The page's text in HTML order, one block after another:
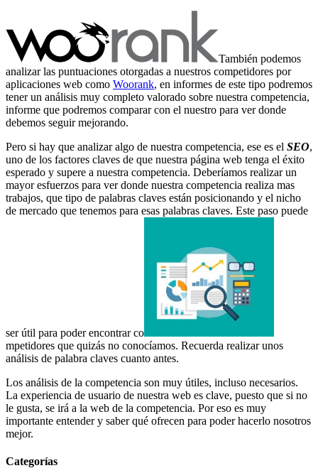
También podemos
analizar las puntuaciones otorgadas a nuestros competidores por
aplicaciones web como Woorank, en informes de este tipo podremos
tener un análisis muy completo valorado sobre nuestra competencia,
informe que podremos comparar con el nuestro para ver donde
debemos seguir mejorando.
Pero si hay que analizar algo de nuestra competencia, ese es el SEO,
uno de los factores claves de que nuestra página web tenga el éxito
esperado y supere a nuestra competencia. Deberíamos realizar un
mayor esfuerzos para ver donde nuestra competencia realiza mas
trabajos, que tipo de palabras claves están posicionando y el nicho
de mercado que tenemos para esas palabras claves. Este paso puede
ser útil para poder encontrar co
mpetidores que quizás no conocíamos. Recuerda realizar unos
análisis de palabra claves cuanto antes.
Los análisis de la competencia son muy útiles, incluso necesarios.
La experiencia de usuario de nuestra web es clave, puesto que si no
le gusta, se irá a la web de la competencia. Por eso es muy
importante entender y saber qué ofrecen para poder hacerlo nosotros
mejor.
Categorías